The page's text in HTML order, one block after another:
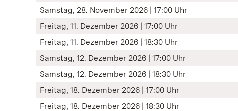
Samstag, 28. November 2026 | 17:00 Uhr
Freitag, 11. Dezember 2026 | 17:00 Uhr
Freitag, 11. Dezember 2026 | 18:30 Uhr
Samstag, 12. Dezember 2026 | 17:00 Uhr
Samstag, 12. Dezember 2026 | 18:30 Uhr
Freitag, 18. Dezember 2026 | 17:00 Uhr
Freitag, 18. Dezember 2026 | 18:30 Uhr